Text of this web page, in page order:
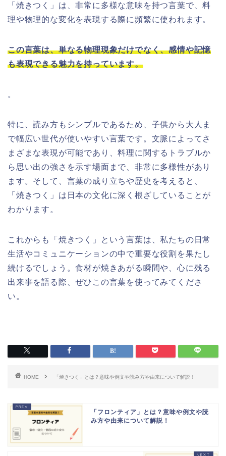
「焼きつく」は、非常に多様な意味を持つ言葉で、料
理や物理的な変化を表現する際に頻繁に使われます。
この言葉は、単なる物理現象だけでなく、感情や記憶
も表現できる魅力を持っています。
。
特に、読み方もシンプルであるため、子供から大人ま
で幅広い世代が使いやすい言葉です。文脈によってさ
まざまな表現が可能であり、料理に関するトラブルか
ら思い出の強さを示す場面まで、非常に多様性があり
ます。そして、言葉の成り立ちや歴史を考えると、
「焼きつく」は日本の文化に深く根ざしていることが
わかります。
これからも「焼きつく」という言葉は、私たちの日常
生活やコミュニケーションの中で重要な役割を果たし
続けるでしょう。食材が焼きあがる瞬間や、心に残る
出来事を語る際、ぜひこの言葉を使ってみてくださ
い。
HOME 「焼きつく」とは？意味や例文や読み方や由来について解説！
「フロンティア」とは？意味や例文や読
み方や由来について解説！